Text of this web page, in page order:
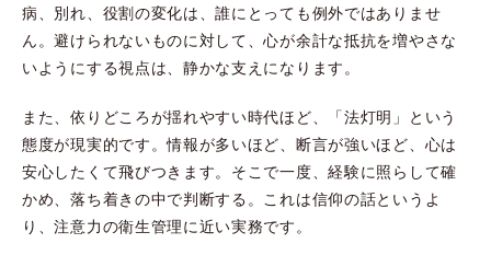
病、別れ、役割の変化は、誰にとっても例外ではありませ
ん。避けられないものに対して、心が余計な抵抗を増やさな
いようにする視点は、静かな支えになります。
また、依りどころが揺れやすい時代ほど、「法灯明」という
態度が現実的です。情報が多いほど、断言が強いほど、心は
安心したくて飛びつきます。そこで一度、経験に照らして確
かめ、落ち着きの中で判断する。これは信仰の話というよ
り、注意力の衛生管理に近い実務です。